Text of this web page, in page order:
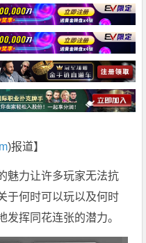
)报道】
魅力让许多玩家无法抗
于何时可以玩以及何时
发挥同花连张的潜力。